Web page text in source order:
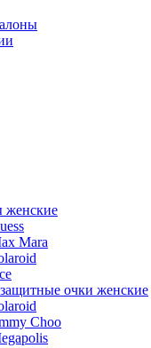
женские
Mara
очки женские
Choo